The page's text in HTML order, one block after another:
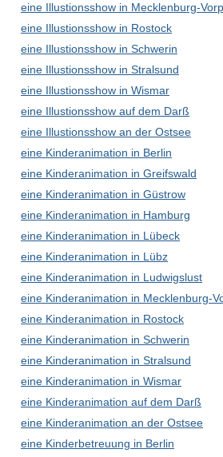
eine Illustionsshow in Mecklenburg-
eine Illustionsshow in Rostock
eine Illustionsshow in Schwerin
eine Illustionsshow in Stralsund
eine Illustionsshow in Wismar
eine Illustionsshow auf dem Darß
eine Illustionsshow an der Ostsee
eine Kinderanimation in Berlin
eine Kinderanimation in Greifswald
eine Kinderanimation in Güstrow
eine Kinderanimation in Hamburg
eine Kinderanimation in Lübeck
eine Kinderanimation in Lübz
eine Kinderanimation in Ludwigslust
eine Kinderanimation in Mecklenburg-
eine Kinderanimation in Rostock
eine Kinderanimation in Schwerin
eine Kinderanimation in Stralsund
eine Kinderanimation in Wismar
eine Kinderanimation auf dem Darß
eine Kinderanimation an der Ostsee
eine Kinderbetreuung in Berlin